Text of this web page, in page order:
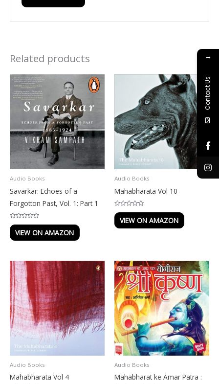
Related products
Audio Books
Savarkar: Echoes of a
Forgotton Past, Vol. 1: Part 1
Rated
0
out
of
VIEW ON AMAZON
Audio Books
Mahabharata Vol 10
Rated
0
out
of
VIEW ON AMAZON
Audio Books
Mahabharata Vol 4
Audio Books
Mahabharat ke Amar Patra :
→
Contact Us